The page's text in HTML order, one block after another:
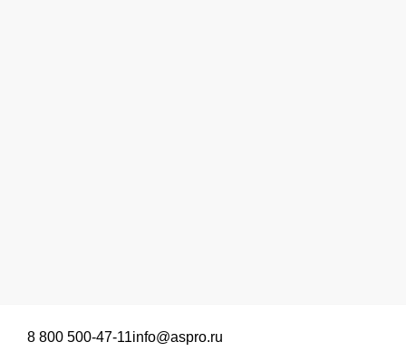
8 800 500-47-11info@aspro.ru